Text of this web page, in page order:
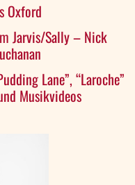
Oxford
Jarvis/Sally – Nick
Lane”, “Laroche”
Musikvideos